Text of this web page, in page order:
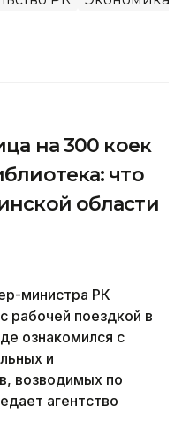
на 300 коек
что
области
министра РК
рабочей поездкой в
ознакомился с
и
возводимых по
агентство